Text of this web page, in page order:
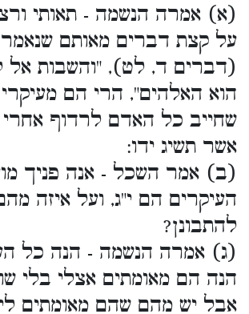
(א) אמרה הנשמה - תאותי
על קצת דברים מאותם
(דברים ד, לט), "והשבות אל
הוא האלהים", הרי הם מעיקרי
שחייב כל האדם לרדוף אחרי
אשר תשיג ידו:
(ב) אמר השכל - אנה פניך
העיקרים הם י"ג, ועל איזה
להתבונן?
(ג) אמרה הנשמה - הנה כל
הנה הם מאומתים אצלי בלי
אבל יש מהם שהם מאומתים לי